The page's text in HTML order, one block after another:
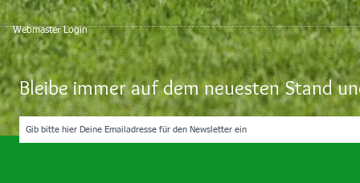
Webmaster Login
Bleibe immer auf dem neuesten Stand